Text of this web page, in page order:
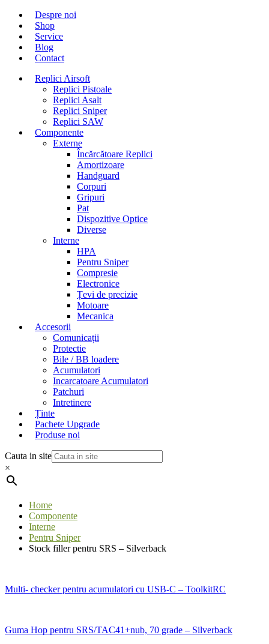
Despre noi
Shop
Service
Blog
Contact
Replici Airsoft
Replici Pistoale
Replici Asalt
Replici Sniper
Replici SAW
Componente
Externe
Încărcătoare Replici
Amortizoare
Handguard
Corpuri
Gripuri
Pat
Dispozitive Optice
Diverse
Interne
HPA
Pentru Sniper
Compresie
Electronice
Țevi de precizie
Motoare
Mecanica
Accesorii
Comunicații
Protectie
Bile / BB loadere
Acumulatori
Incarcatoare Acumulatori
Patchuri
Intretinere
Ținte
Pachete Upgrade
Produse noi
Cauta in site
×
Home
Componente
Interne
Pentru Sniper
Stock filler pentru SRS – Silverback
Multi- checker pentru acumulatori cu USB-C – ToolkitRC
Guma Hop pentru SRS/TAC41+nub, 70 grade – Silverback